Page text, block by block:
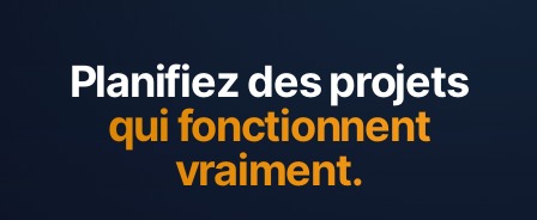
Planifiez des projets
qui fonctionnent
vraiment.